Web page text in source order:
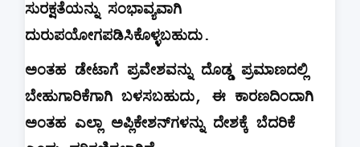
ಸುರಕ್ಷತೆಯನ್ನು ಸಂಭಾವ್ಯವಾಗಿ
ದುರುಪಯೋಗಪಡಿಸಿಕೊಳ್ಳಬಹುದು .
ಅಂತಹ ಡೇಟಾಗೆ ಪ್ರವೇಶವನ್ನು ದೊಡ್ಡ ಪ್ರಮಾಣದಲ್ಲಿ
ಬೇಹುಗಾರಿಕೆಗಾಗಿ ಬಳಸಬಹುದು, ಈ ಕಾರಣದಿಂದಾಗಿ
ಅಂತಹ ಎಲ್ಲಾ ಅಪ್ಲಿಕೇಶನ್‌ಗಳನ್ನು ದೇಶಕ್ಕೆ ಬೆದರಿಕೆ